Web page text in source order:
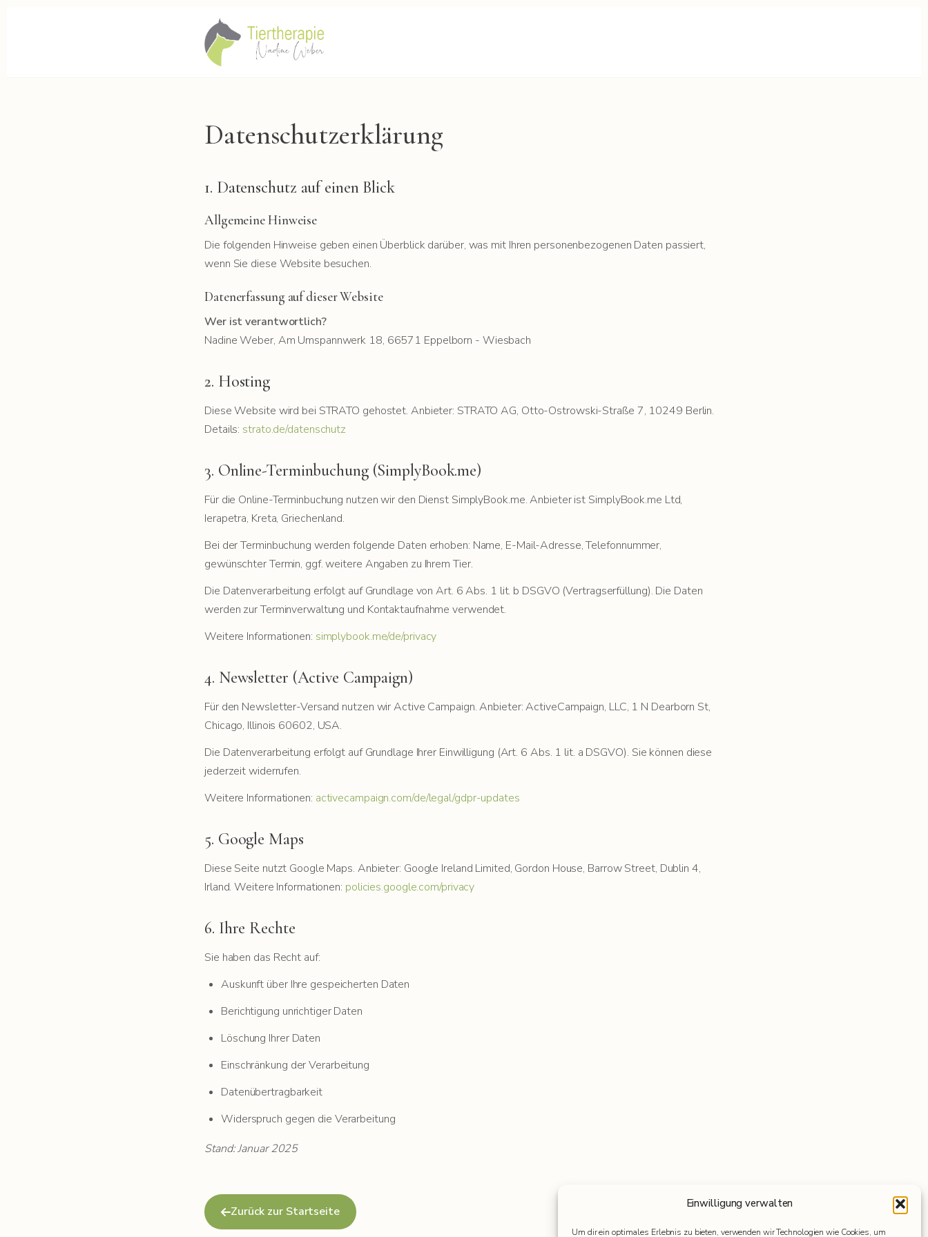
Einwilligung verwalten
Um dir ein optimales Erlebnis zu bieten, verwenden wir Technologien wie Cookies, um
Datenschutzerklärung
1. Datenschutz auf einen Blick
Allgemeine Hinweise
Die folgenden Hinweise geben einen Überblick darüber, was mit Ihren personenbezogenen Daten passiert,
wenn Sie diese Website besuchen.
Datenerfassung auf dieser Website
Wer ist verantwortlich?
Nadine Weber, Am Umspannwerk 18, 66571 Eppelborn - Wiesbach
2. Hosting
Diese Website wird bei STRATO gehostet. Anbieter: STRATO AG, Otto-Ostrowski-Straße 7, 10249 Berlin.
Details: strato.de/datenschutz
3. Online-Terminbuchung (SimplyBook.me)
Für die Online-Terminbuchung nutzen wir den Dienst SimplyBook.me. Anbieter ist SimplyBook.me Ltd,
Ierapetra, Kreta, Griechenland.
Bei der Terminbuchung werden folgende Daten erhoben: Name, E-Mail-Adresse, Telefonnummer,
gewünschter Termin, ggf. weitere Angaben zu Ihrem Tier.
Die Datenverarbeitung erfolgt auf Grundlage von Art. 6 Abs. 1 lit. b DSGVO (Vertragserfüllung). Die Daten
werden zur Terminverwaltung und Kontaktaufnahme verwendet.
Weitere Informationen: simplybook.me/de/privacy
4. Newsletter (Active Campaign)
Für den Newsletter-Versand nutzen wir Active Campaign. Anbieter: ActiveCampaign, LLC, 1 N Dearborn St,
Chicago, Illinois 60602, USA.
Die Datenverarbeitung erfolgt auf Grundlage Ihrer Einwilligung (Art. 6 Abs. 1 lit. a DSGVO). Sie können diese
jederzeit widerrufen.
Weitere Informationen: activecampaign.com/de/legal/gdpr-updates
5. Google Maps
Diese Seite nutzt Google Maps. Anbieter: Google Ireland Limited, Gordon House, Barrow Street, Dublin 4,
Irland. Weitere Informationen: policies.google.com/privacy
6. Ihre Rechte
Sie haben das Recht auf:
Auskunft über Ihre gespeicherten Daten
Berichtigung unrichtiger Daten
Löschung Ihrer Daten
Einschränkung der Verarbeitung
Datenübertragbarkeit
Widerspruch gegen die Verarbeitung
Stand: Januar 2025
Zurück zur Startseite